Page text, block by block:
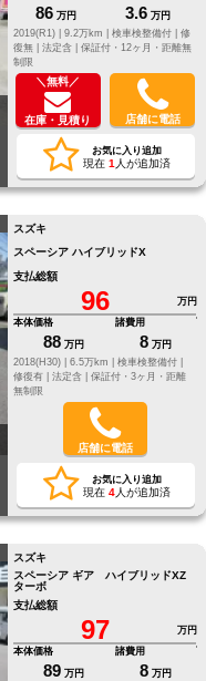
86 万円 3.6 万円
2019(R1) |
9.2万km | 検車検整備付 | 修
復無 | 法定含 | 保証付・12ヶ月・距離無
制限
＼無料／
在庫・見積り 店舗に電話
お気に入り追加
現在 1 人が追加済
スズキ
スペーシア ハイブリッドX
支払総額
96
万円
本体価格
88 万円
諸費用
8 万円
2018(H30) |
6.5万km |
検車検整備付 |
修復有 | 法定含 | 保証付・3ヶ月・距離
無制限
店舗に電話
お気に入り追加
現在 4人が追加済
スズキ
スペーシア ギア ハイブリッドXZ
ターボ
支払総額
97
万円
本体価格
89 万円
諸費用
8 万円